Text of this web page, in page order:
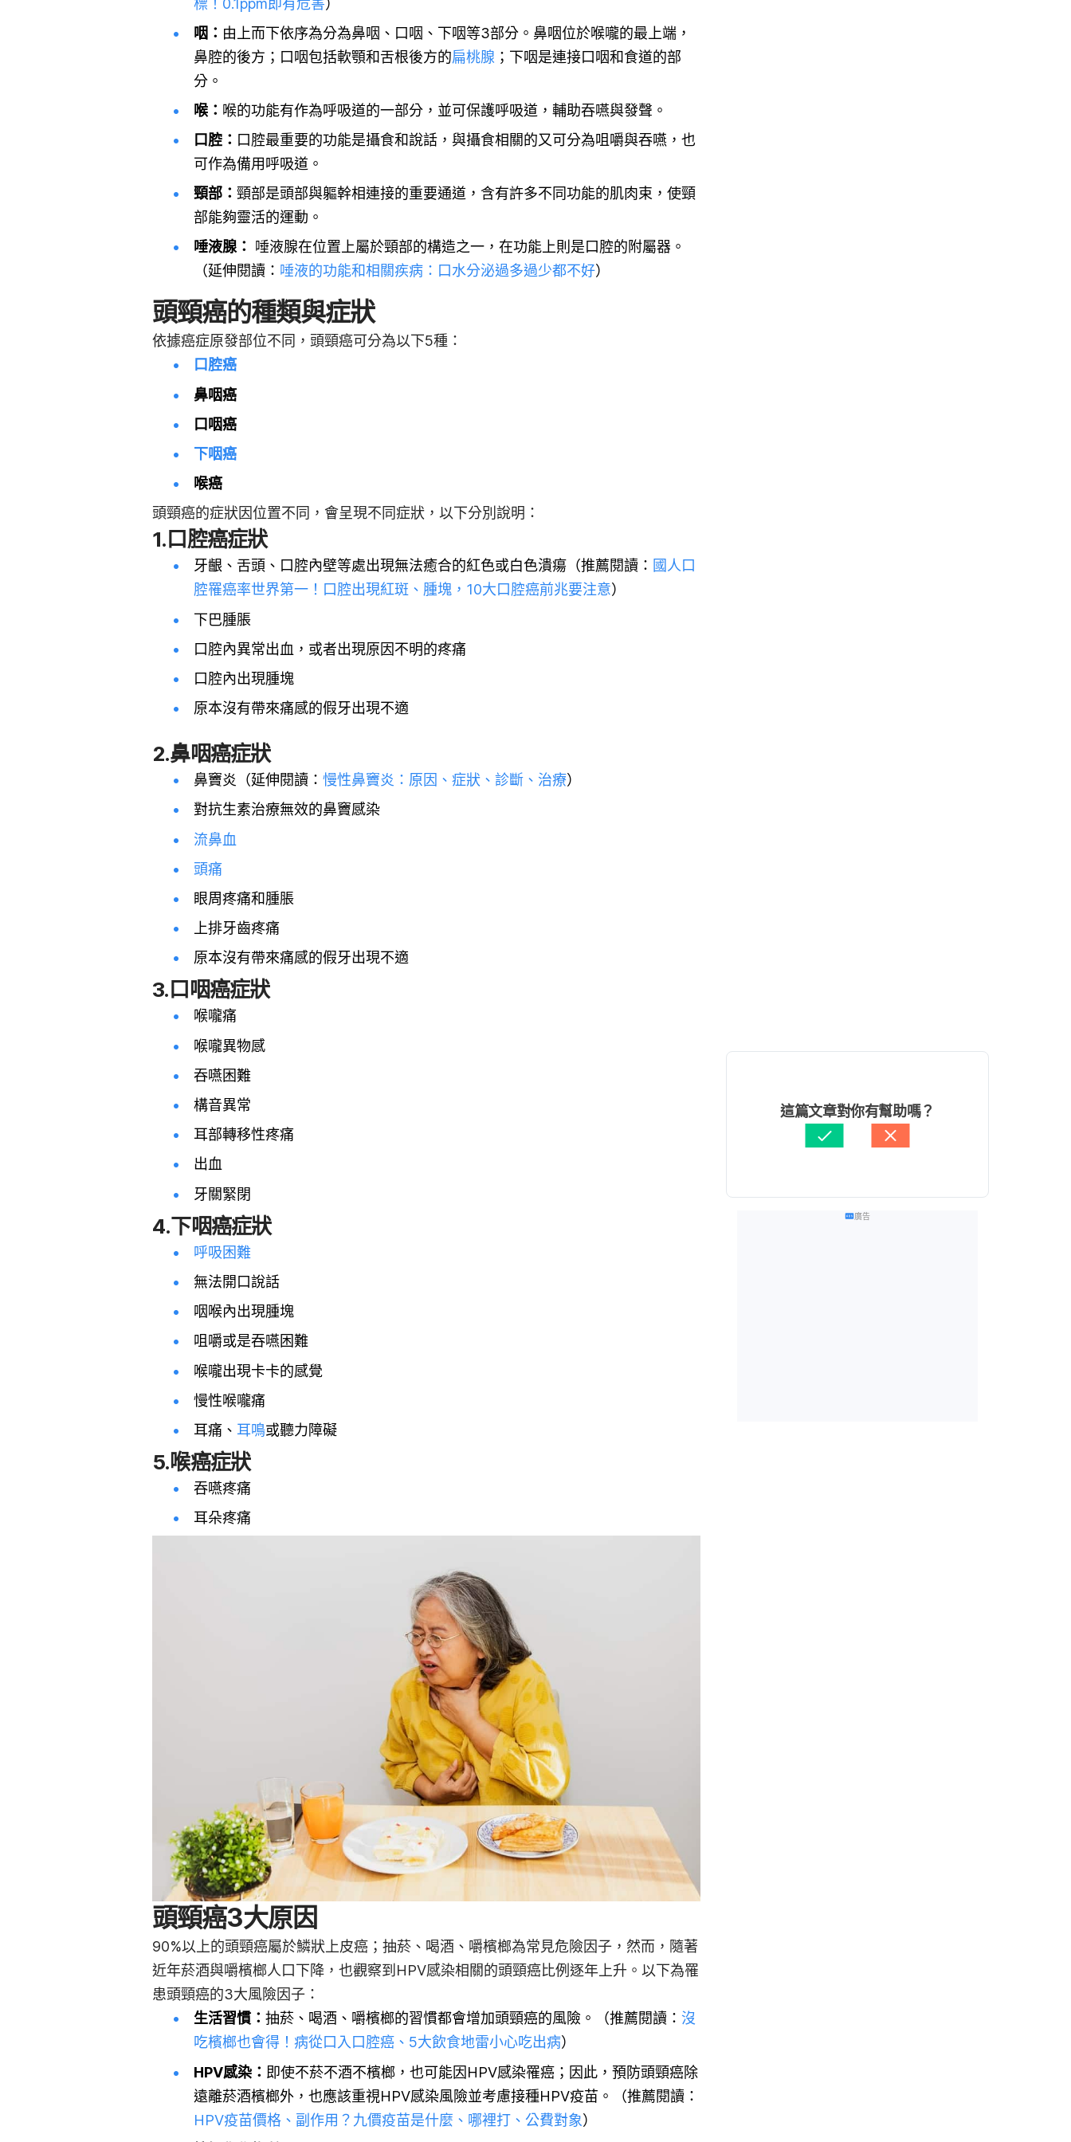
咽： 由上而下依序為分為鼻咽、口咽、下咽等3部分。鼻咽位於喉嚨的最上端，
鼻腔的後方；口咽包括軟顎和舌根後方的扁桃腺 ；下咽是連接口咽和食道的部
分。
喉： 喉的功能有作為呼吸道的一部分，並可保護呼吸道，輔助吞嚥與發聲。
口腔： 口腔最重要的功能是攝食和說話，與攝食相關的又可分為咀嚼與吞嚥，也
可作為備用呼吸道。
頸部： 頸部是頭部與軀幹相連接的重要通道，含有許多不同功能的肌肉束，使頸
部能夠靈活的運動。
唾液腺：
唾液腺在位置上屬於頸部的構造之一，在功能上則是口腔的附屬器。
（延伸閱讀： 唾液的功能和相關疾病：口水分泌過多過少都不好）
頭頸癌的種類與症狀
依據癌症原發部位不同，頭頸癌可分為以下5種：
口腔癌
鼻咽癌
口咽癌
下咽癌
喉癌
頭頸癌的症狀因位置不同，會呈現不同症狀，以下分別說明：
1.口腔癌症狀
牙齦、舌頭、口腔內壁等處出現無法癒合的紅色或白色潰瘍（推薦閱讀： 國人口
腔罹癌率世界第一！口腔出現紅斑、腫塊，10大口腔癌前兆要注意）
下巴腫脹
口腔內異常出血，或者出現原因不明的疼痛
口腔內出現腫塊
原本沒有帶來痛感的假牙出現不適
2.鼻咽癌症狀
鼻竇炎（延伸閱讀： 慢性鼻竇炎：原因、症狀、診斷、治療）
對抗生素治療無效的鼻竇感染
流鼻血
頭痛
眼周疼痛和腫脹
上排牙齒疼痛
原本沒有帶來痛感的假牙出現不適
3.口咽癌症狀
喉嚨痛
喉嚨異物感
吞嚥困難
構音異常
耳部轉移性疼痛
出血
牙關緊閉
4.下咽癌症狀
呼吸困難
無法開口說話
咽喉內出現腫塊
咀嚼或是吞嚥困難
喉嚨出現卡卡的感覺
慢性喉嚨痛
耳痛、 耳鳴或聽力障礙
5.喉癌症狀
吞嚥疼痛
耳朵疼痛
頭頸癌3大原因
90%以上的頭頸癌屬於鱗狀上皮癌；抽菸、喝酒、嚼檳榔為常見危險因子，然而，隨著
近年菸酒與嚼檳榔人口下降，也觀察到HPV感染相關的頭頸癌比例逐年上升。以下為罹
患頭頸癌的3大風險因子：
生活習慣： 抽菸、喝酒、嚼檳榔的習慣都會增加頭頸癌的風險。（推薦閱讀： 沒
吃檳榔也會得！病從口入口腔癌、5大飲食地雷小心吃出病）
HPV感染： 即使不菸不酒不檳榔，也可能因HPV感染罹癌；因此，預防頭頸癌除
遠離菸酒檳榔外，也應該重視HPV感染風險並考慮接種HPV疫苗。
（推薦閱讀：
HPV疫苗價格、副作用？九價疫苗是什麼、哪裡打、公費對象）
這篇文章對你有幫助嗎？
廣告